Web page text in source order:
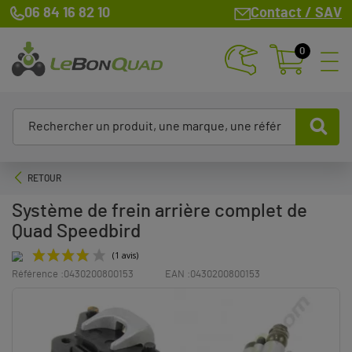
06 84 16 82 10 Contact / SAV
0
RETOUR
Système de frein arrière complet de
Quad Speedbird
Référence :0430200800153 EAN :0430200800153